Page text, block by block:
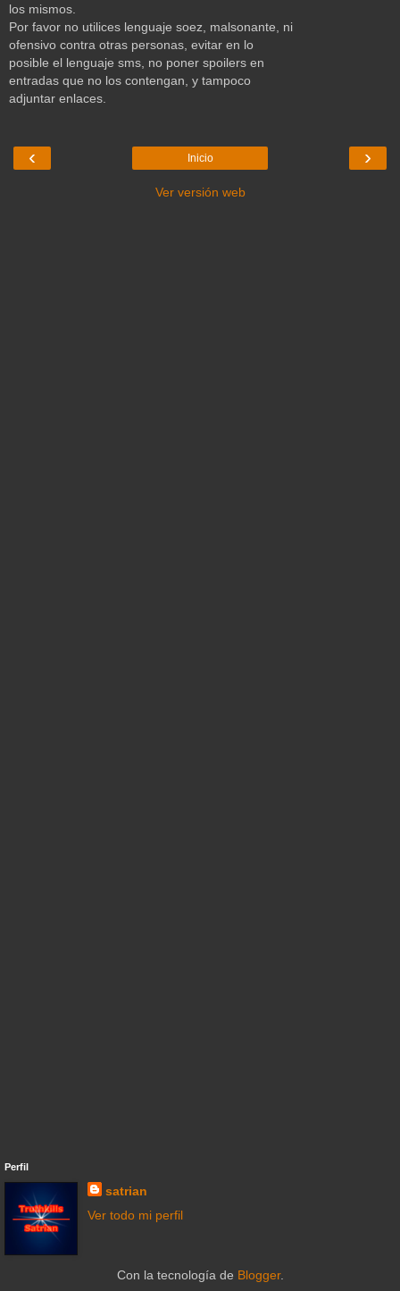
los mismos.
Por favor no utilices lenguaje soez, malsonante, ni
ofensivo contra otras personas, evitar en lo
posible el lenguaje sms, no poner spoilers en
entradas que no los contengan, y tampoco
adjuntar enlaces.
‹ ›
Inicio
Ver versión web
Perfil
satrian
Ver todo mi perfil
Con la tecnología de Blogger.